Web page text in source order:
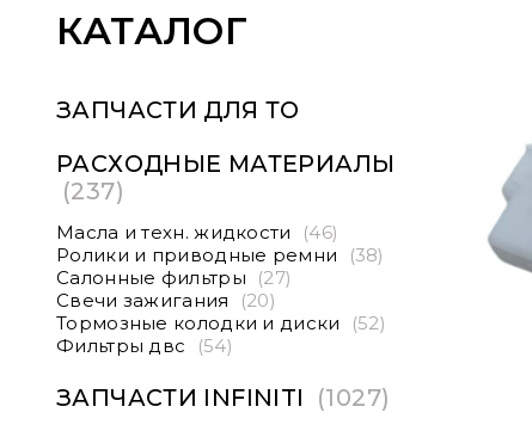
КАТАЛОГ
ЗАПЧАСТИ ДЛЯ ТО
РАСХОДНЫЕ МАТЕРИАЛЫ
(237)
Масла и техн. жидкости
(46)
Ролики и приводные ремни
(38)
Салонные фильтры
(27)
Свечи зажигания
(20)
Тормозные колодки и диски
(52)
Фильтры двс
(54)
ЗАПЧАСТИ INFINITI (1027)